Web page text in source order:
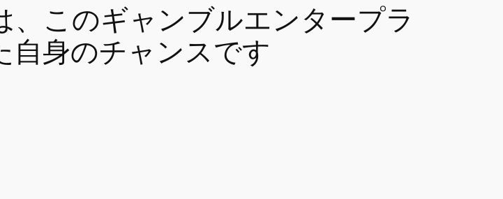
このギャンブルエンタープラ
自身のチャンスです